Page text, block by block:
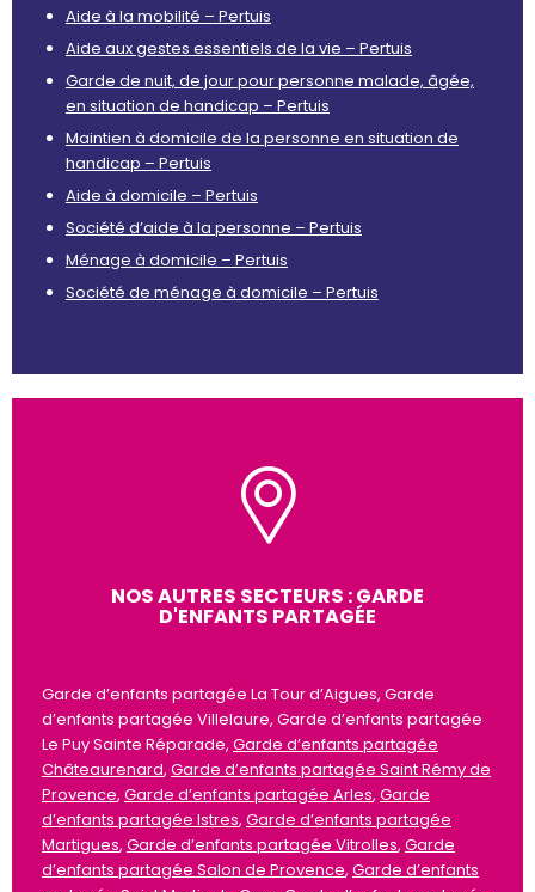
Aide à la mobilité – Pertuis
Aide aux gestes essentiels de la vie – Pertuis
Garde de nuit, de jour pour personne malade, âgée,
en situation de handicap – Pertuis
Maintien à domicile de la personne en situation de
handicap – Pertuis
Aide à domicile – Pertuis
Société d’aide à la personne – Pertuis
Ménage à domicile – Pertuis
Société de ménage à domicile – Pertuis
NOS AUTRES SECTEURS : GARDE
D'ENFANTS PARTAGÉE
Garde d’enfants partagée La Tour d’Aigues, Garde
d’enfants partagée Villelaure, Garde d’enfants partagée
Le Puy Sainte Réparade, Garde d’enfants partagée
Châteaurenard, Garde d’enfants partagée Saint Rémy de
Provence, Garde d’enfants partagée Arles, Garde
d’enfants partagée Istres, Garde d’enfants partagée
Martigues, Garde d’enfants partagée Vitrolles, Garde
d’enfants partagée Salon de Provence, Garde d’enfants